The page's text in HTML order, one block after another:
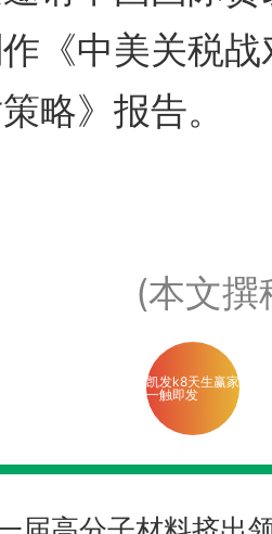
《中美关税
略》报告。
(本文撰
凯发k8天生赢家
一触即发